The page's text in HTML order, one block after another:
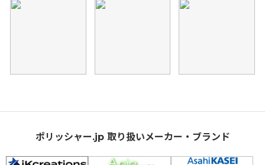
ポリッシャー.jp 取り扱いメーカー・ブランド